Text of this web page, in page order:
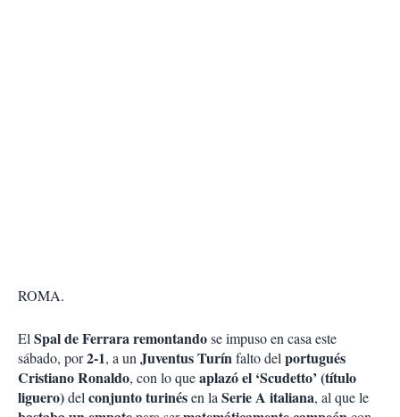
ROMA.
ElSpal de Ferrararemontandose impuso en casa este
sábado, por2-1, a unJuventus Turínfalto delportugués
Cristiano Ronaldo, con lo queaplazó el ‘Scudetto’ (título
liguero)delconjunto turinésen laSerie A italiana, al que le